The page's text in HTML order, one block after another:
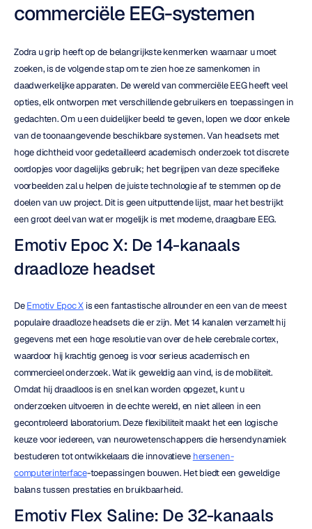
commerciële EEG-systemen
Zodra u grip heeft op de belangrijkste kenmerken waarnaar u moet
zoeken, is de volgende stap om te zien hoe ze samenkomen in
daadwerkelijke apparaten. De wereld van commerciële EEG heeft veel
opties, elk ontworpen met verschillende gebruikers en toepassingen in
gedachten. Om u een duidelijker beeld te geven, lopen we door enkele
van de toonaangevende beschikbare systemen. Van headsets met
hoge dichtheid voor gedetailleerd academisch onderzoek tot discrete
oordopjes voor dagelijks gebruik; het begrijpen van deze specifieke
voorbeelden zal u helpen de juiste technologie af te stemmen op de
doelen van uw project. Dit is geen uitputtende lijst, maar het bestrijkt
een groot deel van wat er mogelijk is met moderne, draagbare EEG.
Emotiv Epoc X: De 14-kanaals
draadloze headset
De Emotiv Epoc X is een fantastische allrounder en een van de meest
populaire draadloze headsets die er zijn. Met 14 kanalen verzamelt hij
gegevens met een hoge resolutie van over de hele cerebrale cortex,
waardoor hij krachtig genoeg is voor serieus academisch en
commercieel onderzoek. Wat ik geweldig aan vind, is de mobiliteit.
Omdat hij draadloos is en snel kan worden opgezet, kunt u
onderzoeken uitvoeren in de echte wereld, en niet alleen in een
gecontroleerd laboratorium. Deze flexibiliteit maakt het een logische
keuze voor iedereen, van neurowetenschappers die hersendynamiek
bestuderen tot ontwikkelaars die innovatieve hersenen-
computerinterface-toepassingen bouwen. Het biedt een geweldige
balans tussen prestaties en bruikbaarheid.
Emotiv Flex Saline: De 32-kanaals